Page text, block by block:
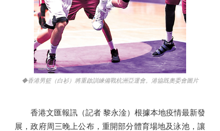
◆香港男籃（白衫）將重啟訓練備戰杭洲亞運會。港協既奧委會圖片
香港文匯報訊（記者 黎永淦）根據本地疫情最新發
展，政府周三晚上公布，重開部分體育場地及泳池，讓